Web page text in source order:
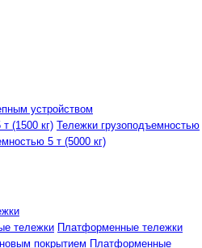
устройством
(1500 кг) Тележки грузоподъемностью
5 т (5000 кг)
тележки Платформенные тележки
покрытием Платформенные